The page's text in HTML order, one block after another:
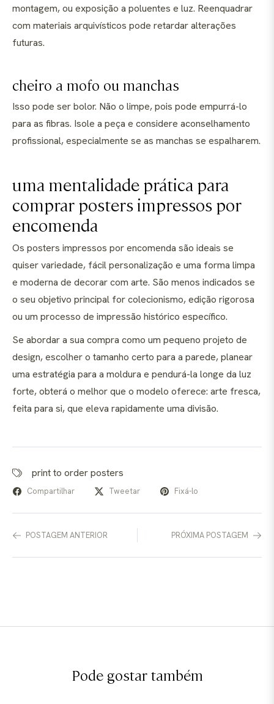
montagem, ou exposição a poluentes e luz. Reenquadrar
com materiais arquivísticos pode retardar alterações
futuras.
cheiro a mofo ou manchas
Isso pode ser bolor. Não o limpe, pois pode empurrá-lo
para as fibras. Isole a peça e considere aconselhamento
profissional, especialmente se as manchas se espalharem.
uma mentalidade prática para
comprar posters impressos por
encomenda
Os posters impressos por encomenda são ideais se
quiser variedade, fácil personalização e uma forma limpa
e moderna de decorar com arte. São menos indicados se
o seu objetivo principal for colecionismo, edição rigorosa
ou um processo de impressão histórico específico.
Se abordar a sua compra como um pequeno projeto de
design, escolher o tamanho certo para a parede, planear
uma estratégia para a moldura e pendurá-la longe da luz
forte, obterá o melhor que o modelo oferece: arte fresca,
feita para si, que eleva rapidamente uma divisão.
print to order posters
Compartilhar Tweetar Fixá-lo
POSTAGEM ANTERIOR PRÓXIMA POSTAGEM
Pode gostar também